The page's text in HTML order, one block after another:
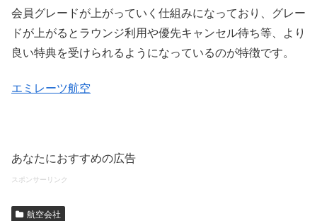
会員グレードが上がっていく仕組みになっており、グレー
ドが上がるとラウンジ利用や優先キャンセル待ち等、より
良い特典を受けられるようになっているのが特徴です。
エミレーツ航空
あなたにおすすめの広告
スポンサーリンク
航空会社